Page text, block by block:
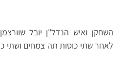
השחקן ואיש הנדל"ן יובל
לאחר שתי כוסות תה צמחים ושתי